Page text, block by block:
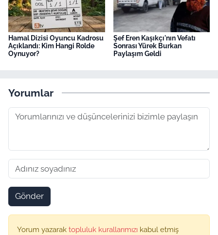
Hamal Dizisi Oyuncu Kadrosu
Açıklandı: Kim Hangi Rolde
Oynuyor?
Şef Eren Kaşıkçı'nın Vefatı
Sonrası Yürek Burkan
Paylaşım Geldi
Yorumlar
Gönder
Yorum yazarak topluluk kurallarımızı kabul etmiş